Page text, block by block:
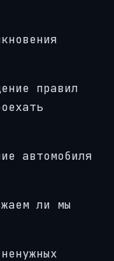
правил
автомобиля
ли мы